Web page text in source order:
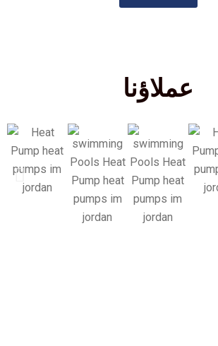
عملاؤنا